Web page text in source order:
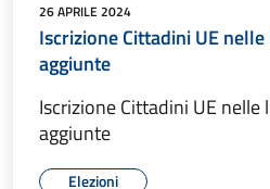
26 APRILE 2024
Iscrizione Cittadini UE
aggiunte
Iscrizione Cittadini UE nelle
aggiunte
Elezioni